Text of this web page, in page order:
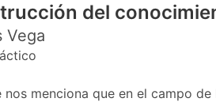
del
Vega
menciona que en el campo